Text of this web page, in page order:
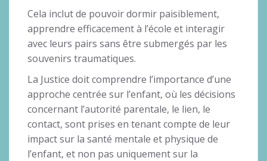
Cela inclut de pouvoir dormir paisiblement,
apprendre efficacement à l’école et interagir
avec leurs pairs sans être submergés par les
souvenirs traumatiques.
La Justice doit comprendre l’importance d’une
approche centrée sur l’enfant, où les décisions
concernant l’autorité parentale, le lien, le
contact, sont prises en tenant compte de leur
impact sur la santé mentale et physique de
l’enfant, et non pas uniquement sur la